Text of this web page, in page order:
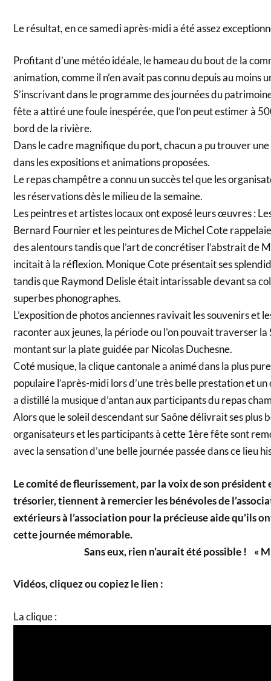
Le résultat, en ce samedi après-midi a été assez
Profitant d’une météo idéale, le hameau du bout de la
animation, comme il n’en avait pas connu depuis au moins
S’inscrivant dans le programme des journées du
fête a attiré une foule inespérée, que l’on peut estimer à
bord de la rivière.
Dans le cadre magnifique du port, chacun a pu trouver
dans les expositions et animations proposées.
Le repas champêtre a connu un succès tel que les
les réservations dès le milieu de la semaine.
Les peintres et artistes locaux ont exposé leurs œuvres :
Bernard Fournier et les peintures de Michel Cote
des alentours tandis que l’art de concrétiser l’abstrait de
incitait à la réflexion. Monique Cote présentait ses
tandis que Raymond Delisle était intarissable devant sa
superbes phonographes.
L’exposition de photos anciennes ravivait les souvenirs et
raconter aux jeunes, la période ou l’on pouvait traverser la
montant sur la plate guidée par Nicolas Duchesne.
Coté musique, la clique cantonale a animé dans la plus
populaire l’après-midi lors d’une très belle prestation et
a distillé la musique d’antan aux participants du repas
Alors que le soleil descendant sur Saône délivrait ses plus
organisateurs et les participants à cette 1ère fête sont
avec la sensation d’une belle journée passée dans ce lieu
Le comité de fleurissement, par la voix de son président
trésorier, tiennent à remercier les bénévoles de
extérieurs à l’association pour la précieuse aide qu’ils
cette journée
Sans eux, rien n’aurait été possible ! «
Vidéos, cliquez ou copiez le lien :
La clique :